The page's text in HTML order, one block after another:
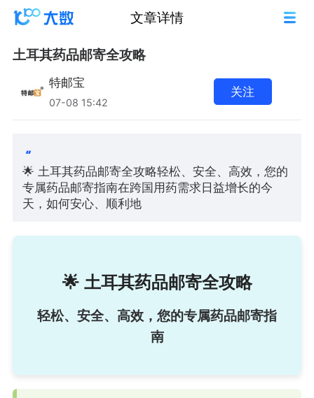
文章详情
土耳其药品邮寄全攻略
特邮宝
07-08 15:42
关注
🌟 土耳其药品邮寄全攻略轻松、安全、高效，您的
专属药品邮寄指南在跨国用药需求日益增长的今
天，如何安心、顺利地
🌟 土耳其药品邮寄全攻略
轻松、安全、高效，您的专属药品邮寄指
南